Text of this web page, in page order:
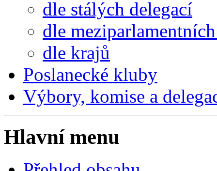
dle stálých delegací
dle
dle krajů
Poslanecké kluby
Výbory, komise a
Hlavní menu